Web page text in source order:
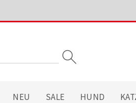
NEU SALE HUND